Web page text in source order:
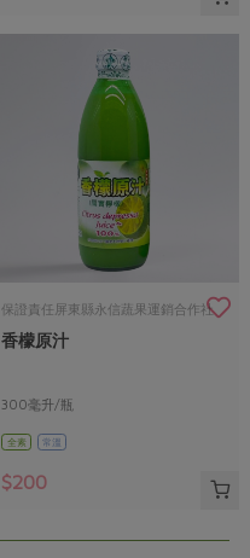
保證責任屏東縣永信蔬果運銷合作社
香檬原汁
300毫升/瓶
全素 常溫
$200